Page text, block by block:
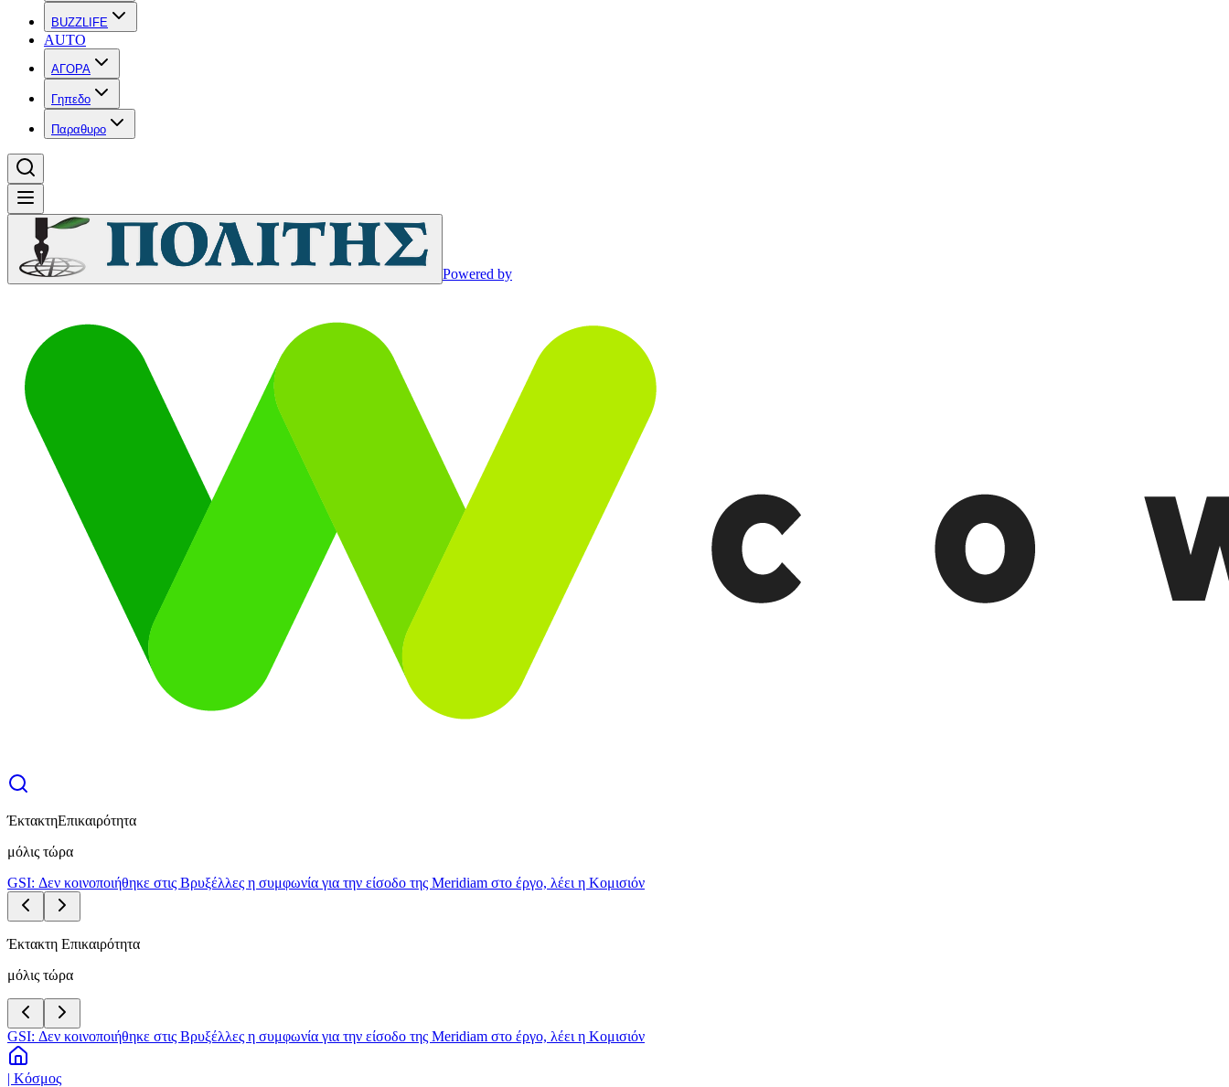
BUZZLIFE
AUTO
ΑΓΟΡΑ
Γηπεδο
Παραθυρο
Powered by
ΈκτακτηΕπικαιρότητα
μόλις τώρα
GSI: Δεν κοινοποιήθηκε στις Βρυξέλλες η συμφωνία για την είσοδο της Meridiam στο έργο, λέει η Κομισιόν
Έκτακτη Επικαιρότητα
μόλις τώρα
GSI: Δεν κοινοποιήθηκε στις Βρυξέλλες η συμφωνία για την είσοδο της Meridiam στο έργο, λέει η Κομισιόν
| Κόσμος